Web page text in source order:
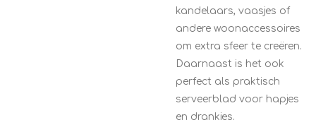
kandelaars, vaasjes of
andere woonaccessoires
om extra sfeer te creëren.
Daarnaast is het ook
perfect als praktisch
serveerblad voor hapjes
en drankjes.